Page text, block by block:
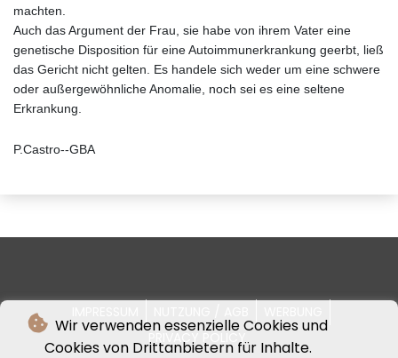
Wir verwenden essenzielle Cookies und
Cookies von Drittanbietern für Inhalte.
machten.
Auch das Argument der Frau, sie habe von ihrem Vater eine
genetische Disposition für eine Autoimmunerkrankung geerbt, ließ
das Gericht nicht gelten. Es handele sich weder um eine schwere
oder außergewöhnliche Anomalie, noch sei es eine seltene
Erkrankung.
P.Castro--GBA
PRIVACY POLICY